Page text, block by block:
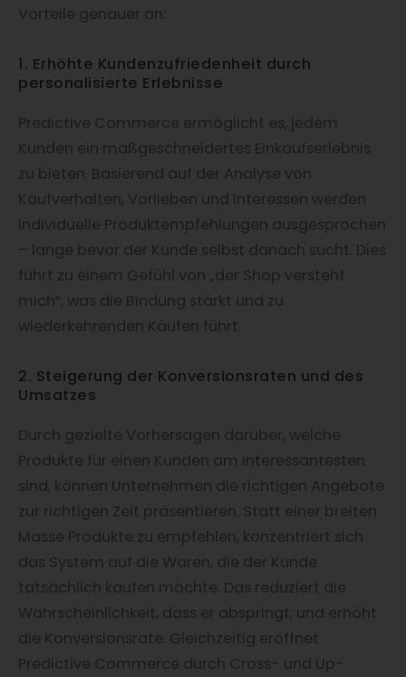
Vorteile genauer an:
1. Erhöhte Kundenzufriedenheit durch
personalisierte Erlebnisse
Predictive Commerce ermöglicht es, jedem
Kunden ein maßgeschneidertes Einkaufserlebnis
zu bieten. Basierend auf der Analyse von
Kaufverhalten, Vorlieben und Interessen werden
individuelle Produktempfehlungen ausgesprochen
– lange bevor der Kunde selbst danach sucht. Dies
führt zu einem Gefühl von „der Shop versteht
mich“, was die Bindung stärkt und zu
wiederkehrenden Käufen führt.
2. Steigerung der Konversionsraten und des
Umsatzes
Durch gezielte Vorhersagen darüber, welche
Produkte für einen Kunden am interessantesten
sind, können Unternehmen die richtigen Angebote
zur richtigen Zeit präsentieren. Statt einer breiten
Masse Produkte zu empfehlen, konzentriert sich
das System auf die Waren, die der Kunde
tatsächlich kaufen möchte. Das reduziert die
Wahrscheinlichkeit, dass er abspringt, und erhöht
die Konversionsrate. Gleichzeitig eröffnet
Predictive Commerce durch Cross- und Up-